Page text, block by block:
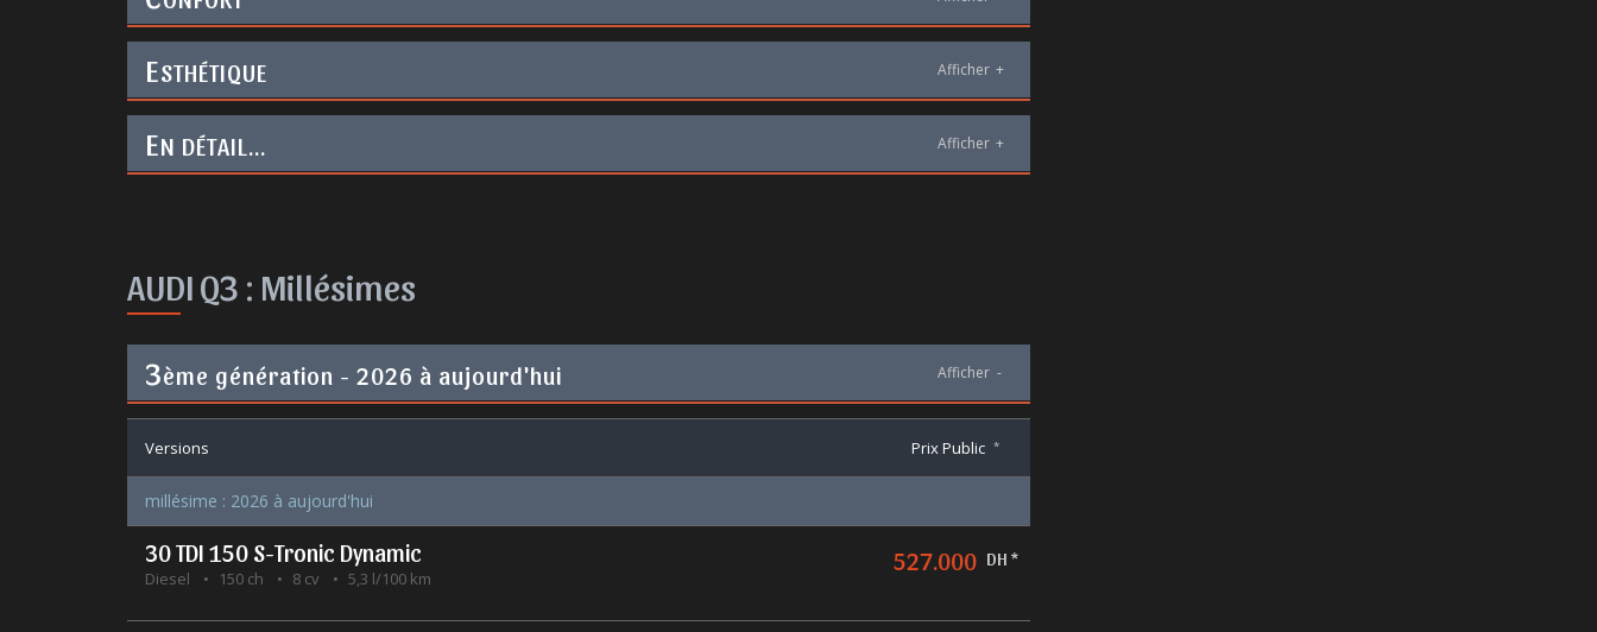
ESTHÉTIQUE Afficher +
EN DÉTAIL... Afficher +
AUDI Q3 : Millésimes
3ème génération - 2026 à aujourd'hui Afficher -
Versions Prix Public *
millésime : 2026 à aujourd'hui
30 TDI 150 S-Tronic Dynamic
Diesel 150 ch 8 cv 5,3 l/100 km
527.000 DH *